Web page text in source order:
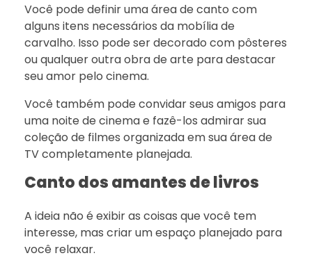
Você pode definir uma área de canto com
alguns itens necessários da mobília de
carvalho. Isso pode ser decorado com pôsteres
ou qualquer outra obra de arte para destacar
seu amor pelo cinema.
Você também pode convidar seus amigos para
uma noite de cinema e fazê-los admirar sua
coleção de filmes organizada em sua área de
TV completamente planejada.
Canto dos amantes de livros
A ideia não é exibir as coisas que você tem
interesse, mas criar um espaço planejado para
você relaxar.